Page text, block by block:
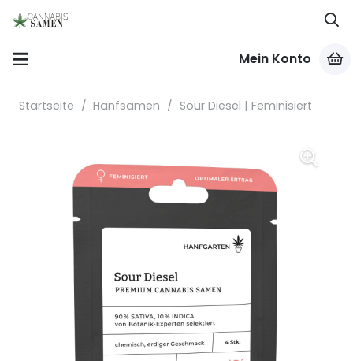
Mein Konto
Startseite / Hanfsamen / Sour Diesel | Feminisiert